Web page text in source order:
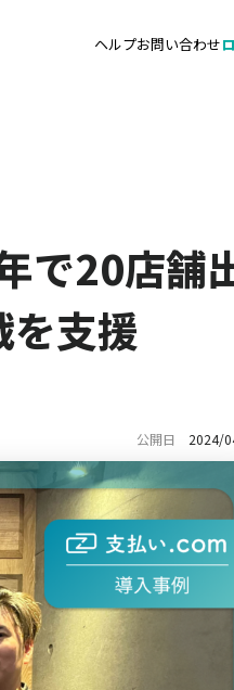
ヘルプお問い合わせ
で20店舗
支援
公開日 2024/